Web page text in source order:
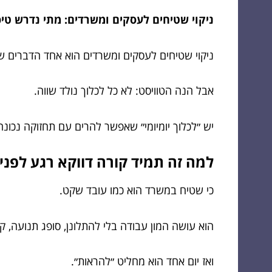
ניקוי שטיחים לעסקים ומשרדים: מתי נדרש
ניקוי שטיחים לעסקים ומשרדים הוא אחד
אבל הנה הטוויסט: לא כל לכלוך נולד שווה.
יש ״לכלוך יומיומי״ שאפשר להרים עם תחזוקה
למה זה תמיד קורה דווקא רגע
כי שטיח במשרד הוא כמו עובד שקט.
הוא עושה המון עבודה בלי להתלונן, סופג
ואז יום אחד הוא מחליט ״להראות״.